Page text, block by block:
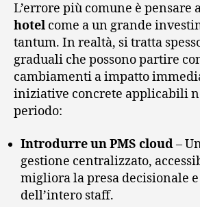
L’errore più comune è pensare
hotel come a un grande
tantum. In realtà, si tratta
graduali che possono partire
cambiamenti a impatto
iniziative concrete applicabili
periodo:
Introdurre un PMS cloud–
gestione centralizzato,
migliora la presa decisionale
dell’intero staff.